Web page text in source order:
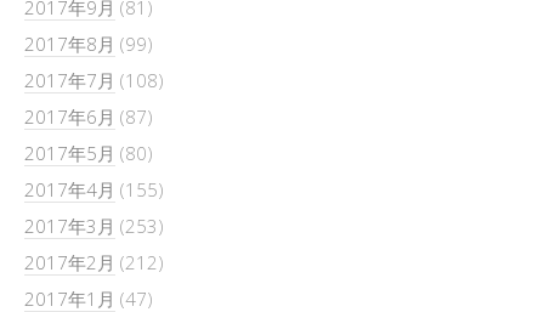
2017年9月 (81)
2017年8月 (99)
2017年7月 (108)
2017年6月 (87)
2017年5月 (80)
2017年4月 (155)
2017年3月 (253)
2017年2月 (212)
2017年1月 (47)